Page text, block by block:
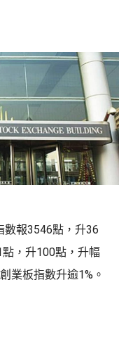
數報3546點，升36
，升100點，升幅
業板指數升逾1%。